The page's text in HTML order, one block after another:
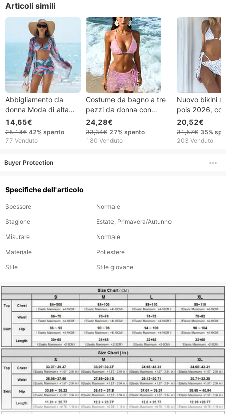
Articoli simili
Abbigliamento da
donna Moda di alta
qualità Bikini sexy
Bikini Costume da
bagno da donna a tre
bagno da donna
14,65€
25,14€ 42% spento
77 Venduto
Costume da bagno a tre
pezzi da donna con
paillettes, bikini, spalline
sottili, stile sexy, design
semplice per
24,28€
33,34€ 27% spento
180 Venduto
Nuovo bikini
pois 2026,
da bagno a
stile
europeo/
20,52€
31,57€ 35%
203 Venduto
Buyer Protection
Specifiche dell'articolo
Spessore
Normale
Stagione
Estate, Primavera/Autunno
Misurare
Normale
Materiale
Poliestere
Stile
Stile giovane